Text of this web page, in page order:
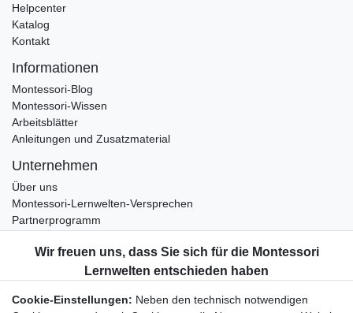
Helpcenter
Katalog
Kontakt
Informationen
Montessori-Blog
Montessori-Wissen
Arbeitsblätter
Anleitungen und Zusatzmaterial
Unternehmen
Über uns
Montessori-Lernwelten-Versprechen
Partnerprogramm
Bestellung widerrufen
Datenschutzerklärung
Cookie-Einstellungen: Neben den technisch notwendigen